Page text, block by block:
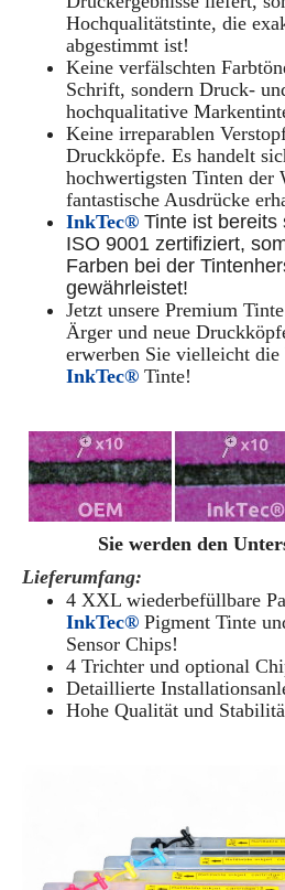
Hochqualitätstinte, die
abgestimmt ist!
Keine verfälschten
Schrift, sondern Druck-
hochqualitative
Keine irreparablen
Druckköpfe. Es handelt
hochwertigsten Tinten der
fantastische Ausdrücke
InkTec® Tinte ist bereits
ISO 9001 zertifiziert,
Farben bei der
gewährleistet!
Jetzt unsere Premium
Ärger und neue
erwerben Sie vielleicht
InkTec® Tinte!
Sie werden den
Lieferumfang:
4 XXL wiederbefüllbare
InkTec® Pigment Tinte
Sensor Chips!
4 Trichter und optional
Detaillierte
Hohe Qualität und